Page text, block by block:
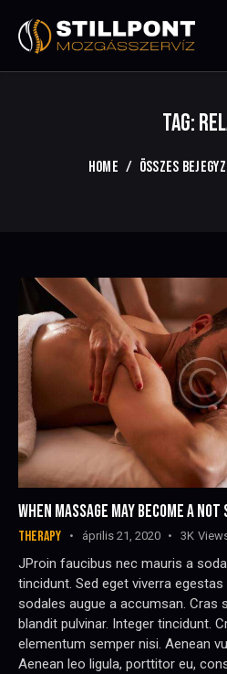
TAG:
HOME ÖSSZES
WHEN MASSAGE MAY BECOME A NOT
THERAPY április 21, 2020 3K
JProin faucibus nec mauris a
tincidunt. Sed eget viverra
sodales augue a accumsan. Cras
blandit pulvinar. Integer tincidunt.
elementum semper nisi. Aenean
Aenean leo ligula, porttitor eu,